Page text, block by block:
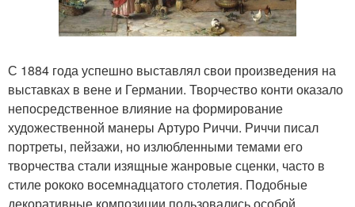
С 1884 года успешно выставлял свои произведения на
выставках в вене и Германии. Творчество конти оказало
непосредственное влияние на формирование
художественной манеры Артуро Риччи. Риччи писал
портреты, пейзажи, но излюбленными темами его
творчества стали изящные жанровые сценки, часто в
стиле рококо восемнадцатого столетия. Подобные